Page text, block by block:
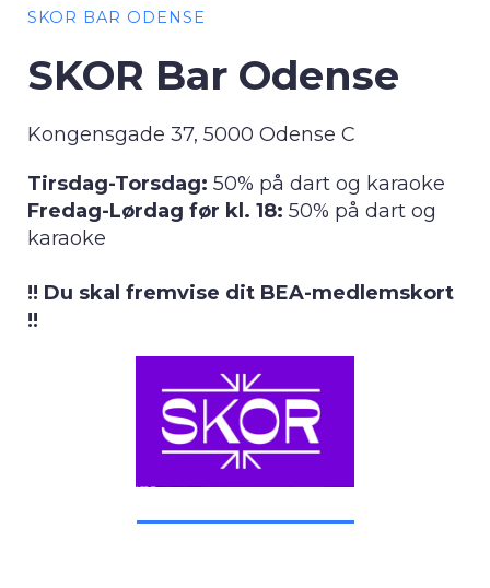
SKOR BAR ODENSE
SKOR Bar Odense
Kongensgade 37, 5000 Odense C
Tirsdag-Torsdag: 50% på dart og karaoke
Fredag-Lørdag før kl. 18: 50% på dart og
karaoke
!! Du skal fremvise dit BEA-medlemskort
!!